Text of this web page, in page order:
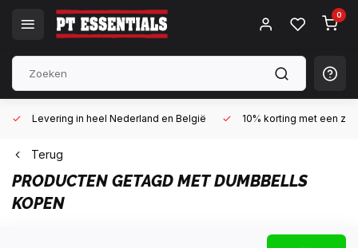
0
Levering in heel Nederland en België 10% korting met een
Terug
PRODUCTEN GETAGD MET DUMBBELLS
KOPEN